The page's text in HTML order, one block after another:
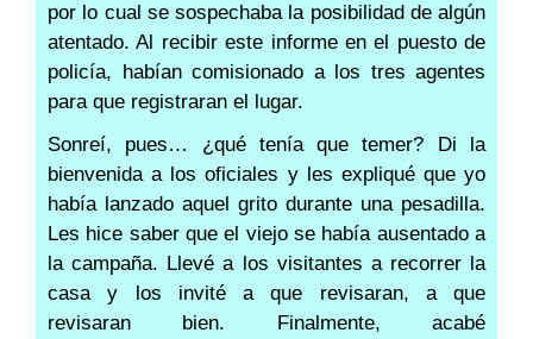
por lo cual se sospechaba la posibilidad de algún
atentado. Al recibir este informe en el puesto de
policía, habían comisionado a los tres agentes
para que registraran el lugar.
Sonreí, pues… ¿qué tenía que temer? Di la
bienvenida a los oficiales y les expliqué que yo
había lanzado aquel grito durante una pesadilla.
Les hice saber que el viejo se había ausentado a
la campaña. Llevé a los visitantes a recorrer la
casa y los invité a que revisaran, a que
revisaran bien. Finalmente, acabé